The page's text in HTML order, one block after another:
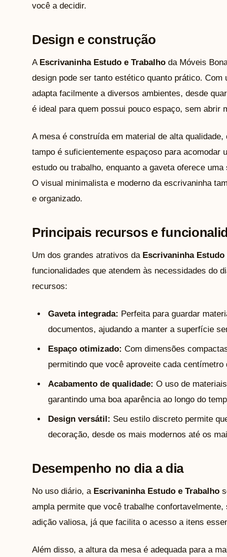
você a decidir.
Design e construção
A Escrivaninha Estudo e Trabalho da Móveis
design pode ser tanto estético quanto prático.
adapta facilmente a diversos ambientes, desde
é ideal para quem possui pouco espaço, sem abrir
A mesa é construída em material de alta
tampo é suficientemente espaçoso para acomodar
estudo ou trabalho, enquanto a gaveta oferece
O visual minimalista e moderno da escrivaninha
e organizado.
Principais recursos e
Um dos grandes atrativos da Escrivaninha Estudo
funcionalidades que atendem às necessidades do
recursos:
Gaveta integrada: Perfeita para guardar
documentos, ajudando a manter a superfície
Espaço otimizado: Com dimensões
permitindo que você aproveite cada centímetro
Acabamento de qualidade: O uso de
garantindo uma boa aparência ao longo do
Design versátil: Seu estilo discreto permite
decoração, desde os mais modernos até os
Desempenho no dia a dia
No uso diário, a Escrivaninha Estudo e Trabalho
ampla permite que você trabalhe
adição valiosa, já que facilita o acesso a itens
Além disso, a altura da mesa é adequada para a